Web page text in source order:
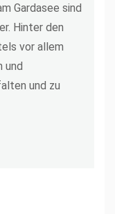
Gardasee sind
Hinter den
vor allem
und
und zu